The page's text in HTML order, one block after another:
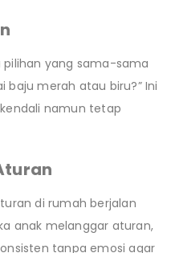
yang sama-sama
baju merah atau biru?” Ini
namun tetap
di rumah berjalan
anak melanggar aturan,
tanpa emosi agar